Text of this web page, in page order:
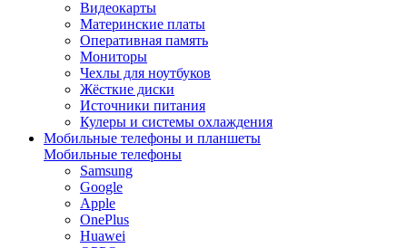
Видеокарты
Материнские платы
Оперативная память
Мониторы
Чехлы для ноутбуков
Жёсткие диски
Источники питания
Кулеры и системы охлаждения
Мобильные телефоны и планшеты
Мобильные телефоны
Samsung
Google
Apple
OnePlus
Huawei